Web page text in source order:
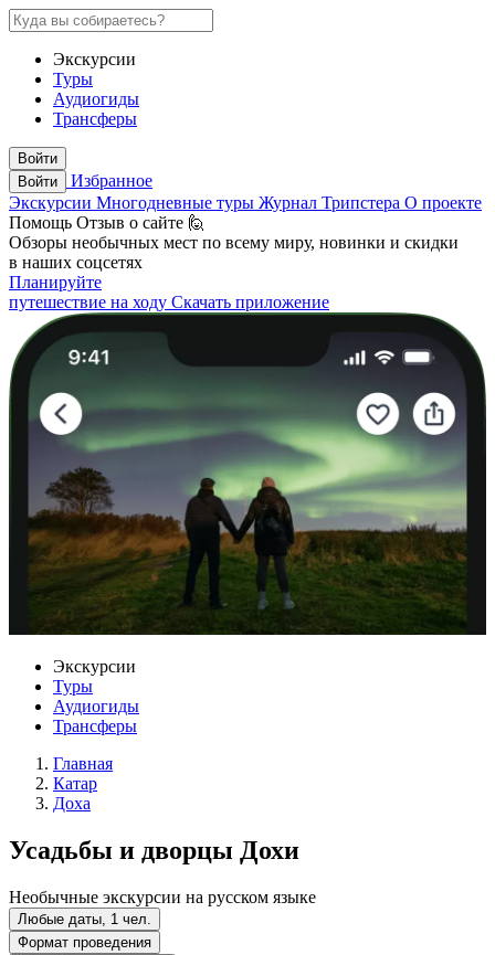
Экскурсии
Туры
Аудиогиды
Трансферы
Войти
Войти
Избранное
Экскурсии Многодневные туры Журнал Трипстера О проекте
Помощь Отзыв о сайте 🙋
Обзоры необычных мест по всему миру, новинки и скидки
в наших соцсетях
Планируйте
путешествие на ходу Скачать приложение
Экскурсии
Туры
Аудиогиды
Трансферы
Главная
Катар
Доха
Усадьбы и дворцы Дохи
Необычные экскурсии на русском языке
Любые даты, 1 чел.
Формат проведения